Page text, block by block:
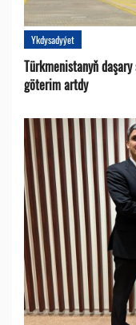
Ykdysadyýet
Türkmenistanyň
göterim artdy